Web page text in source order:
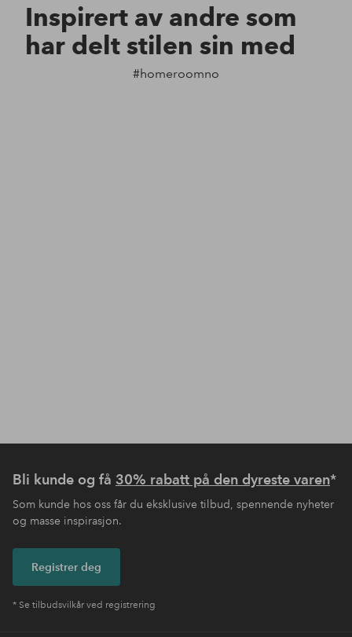
Inspirert av andre som
har delt stilen sin med
#homeroomno
Bli kunde og få 30% rabatt på den dyreste varen*
Som kunde hos oss får du eksklusive tilbud, spennende nyheter
og masse inspirasjon.
Registrer deg
* Se tilbudsvilkår ved registrering